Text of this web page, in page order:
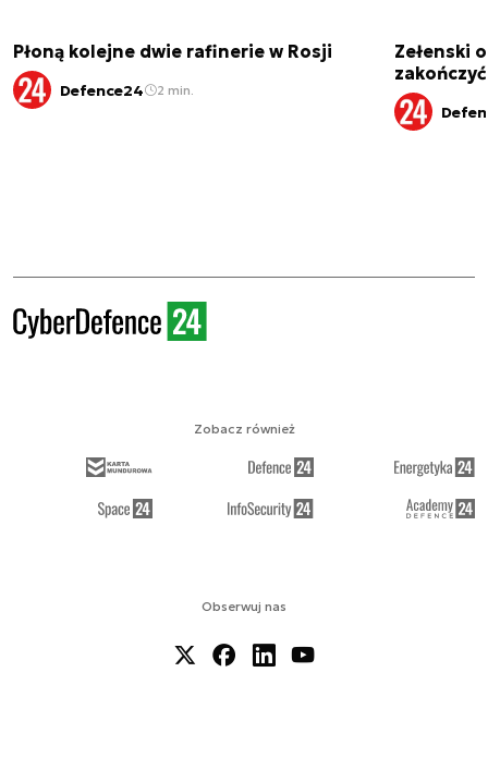
Płoną kolejne dwie rafinerie w Rosji
Defence24 2 min.
Zełenski
Obserwuj nas
Zobacz również